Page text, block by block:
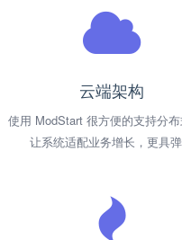
云端架构
使用 ModStart 很方便的支持分
让系统适配业务增长，更具